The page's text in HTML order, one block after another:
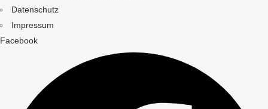
Datenschutz
Impressum
Facebook